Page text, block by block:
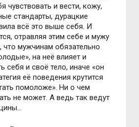
чувствовать и вести, кожу,
стандарты, дурацкие
всё это выше себя. И
отравляя этим себе и мужу
что мужчинам обязательно
на неё влияет и
себя и своё тело, иначе «он
её поведения крутится
помоложе». Ни о чем
не может. А ведь так ведут